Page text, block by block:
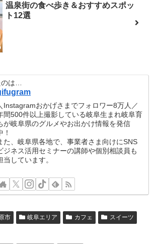
温泉街の食べ歩き＆おすすめスポッ
ト12選
のは…
Instagramおかげさまでフォロワー8万人／
間500件以上撮影している岐阜生まれ岐阜育
が岐阜県のグルメやお出かけ情報を発信
！
た、岐阜県各地で、事業者さま向けにSNS
ジネス活用セミナーの講師や個別相談員も
当しています。
市 岐阜エリア カフェ
スイーツ